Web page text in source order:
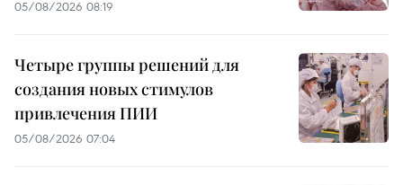
05/08/2026 08:19
Четыре группы решений для
создания новых стимулов
привлечения ПИИ
05/08/2026 07:04